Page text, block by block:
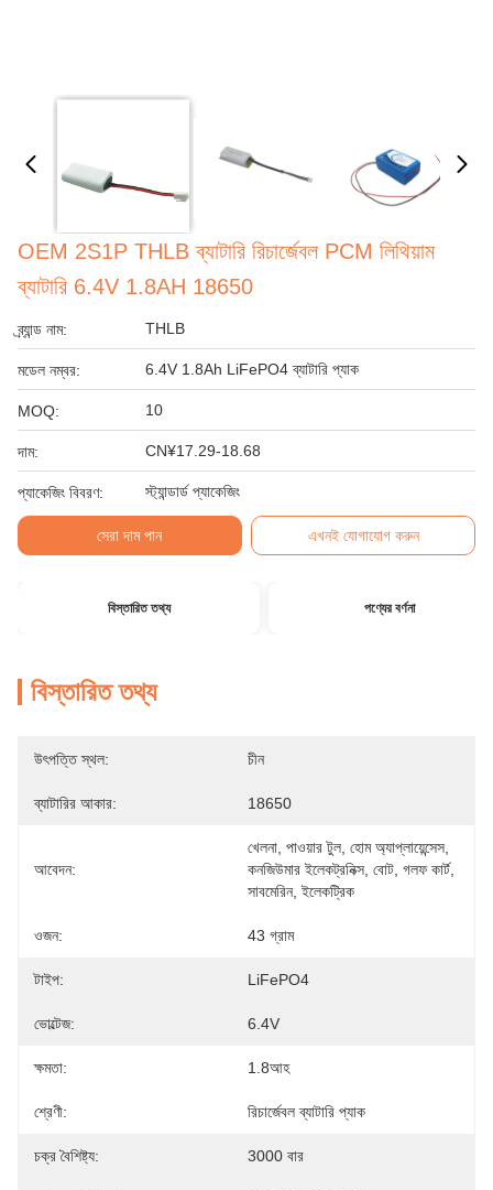
OEM 2S1P THLB ব্যাটারি রিচার্জেবল PCM লিথিয়াম
ব্যাটারি 6.4V 1.8AH 18650
ব্র্যান্ড নাম: THLB
মডেল নম্বর: 6.4V 1.8Ah LiFePO4 ব্যাটারি প্যাক
MOQ: 10
দাম: CN¥17.29-18.68
প্যাকেজিং বিবরণ: স্ট্যান্ডার্ড প্যাকেজিং
সেরা দাম পান এখনই যোগাযোগ করুন
বিস্তারিত তথ্য পণ্যের বর্ণনা
বিস্তারিত তথ্য
উৎপত্তি স্থল: চীন
ব্যাটারির আকার: 18650
আবেদন:
খেলনা, পাওয়ার টুল, হোম অ্যাপ্লায়েন্সেস,
কনজিউমার ইলেকট্রনিক্স, বোট, গলফ কার্ট,
সাবমেরিন, ইলেকট্রিক
ওজন: 43 গ্রাম
টাইপ: LiFePO4
ভোল্টেজ: 6.4V
ক্ষমতা: 1.8আহ
শ্রেণী: রিচার্জেবল ব্যাটারি প্যাক
চক্র বৈশিষ্ট্য: 3000 বার